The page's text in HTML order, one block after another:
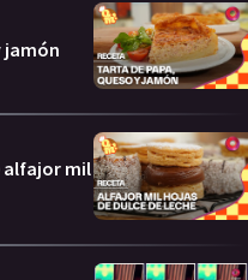
jamón
alfajor mil